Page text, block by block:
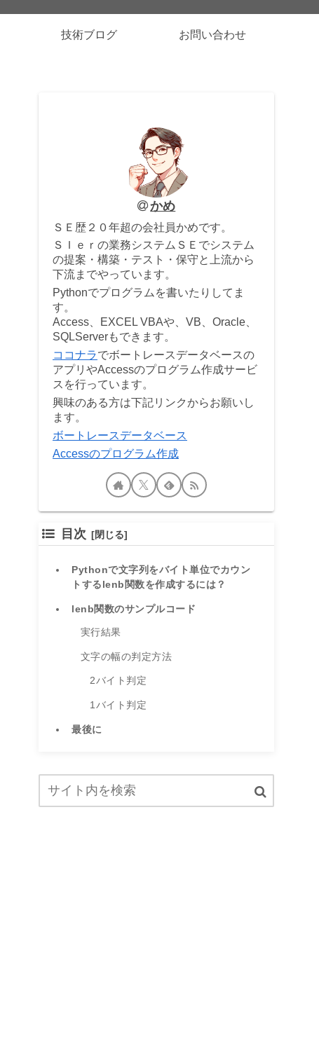
技術ブログ お問い合わせ
かめ
ＳＥ歴２０年超の会社員かめです。
ＳＩｅｒの業務システムＳＥでシステム
の提案・構築・テスト・保守と上流から
下流までやっています。
Pythonでプログラムを書いたりしてま
す。
Access、EXCEL VBAや、VB、Oracle、
SQLServerもできます。
ココナラでボートレースデータベースの
アプリやAccessのプログラム作成サービ
スを行っています。
興味のある方は下記リンクからお願いし
ます。
ボートレースデータベース
Accessのプログラム作成
目次
Pythonで文字列をバイト単位でカウン
トするlenb関数を作成するには？
lenb関数のサンプルコード
実行結果
文字の幅の判定方法
2バイト判定
1バイト判定
最後に